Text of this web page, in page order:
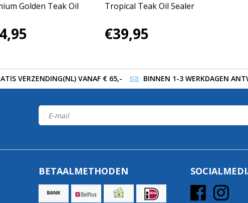
Golden Teak Oil Tropical Teak Oil Sealer
€39,95
VERZENDING(NL) VANAF € 65,- BINNEN 1-3 WERKDAGEN
BETAALMETHODEN